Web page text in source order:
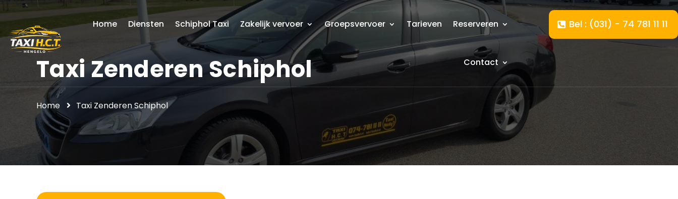
Home Diensten Schiphol Taxi Zakelijk vervoer Groepsvervoer Tarieven Reserveren
Contact
Bel : (031) - 74 781 11 11
Taxi Zenderen Schiphol
Home Taxi Zenderen Schiphol